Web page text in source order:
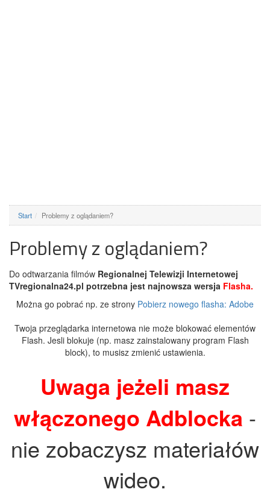
Start Problemy z oglądaniem?
Problemy z oglądaniem?
Do odtwarzania filmów Regionalnej Telewizji Internetowej
TVregionalna24.pl potrzebna jest najnowsza wersja Flasha.
Można go pobrać np. ze strony Pobierz nowego flasha: Adobe
Twoja przeglądarka internetowa nie może blokować elementów
Flash. Jesli blokuje (np. masz zainstalowany program Flash
block), to musisz zmienić ustawienia.
Uwaga jeżeli masz
włączonego Adblocka -
nie zobaczysz materiałów
wideo.